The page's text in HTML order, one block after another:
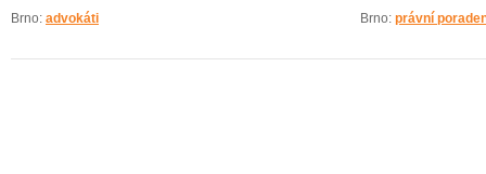
Brno: advokáti Brno: právní